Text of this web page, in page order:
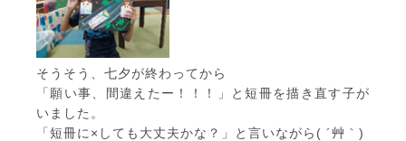
そうそう、七夕が終わってから
「願い事、間違えたー！！！」と短冊を描き直す子が
いました。
「短冊に×しても大丈夫かな？」と言いながら( ´艸｀)